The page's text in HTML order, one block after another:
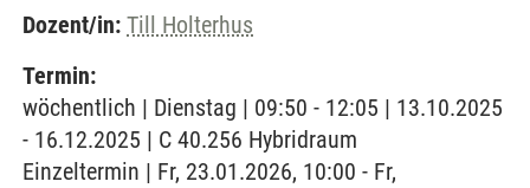
Dozent/in: Till Holterhus
Termin:
wöchentlich | Dienstag | 09:50 - 12:05 | 13.10.2025
- 16.12.2025 | C 40.256 Hybridraum
Einzeltermin | Fr, 23.01.2026, 10:00 - Fr,